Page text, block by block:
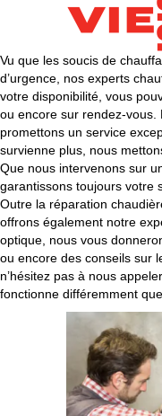
Vu que les soucis de
d’urgence, nos experts
votre disponibilité, vous
ou encore sur rendez-vous.
promettons un service
survienne plus, nous
Que nous intervenons sur
garantissons toujours votre
Outre la réparation
offrons également notre
optique, nous vous
ou encore des conseils sur
n’hésitez pas à nous
fonctionne différemment que